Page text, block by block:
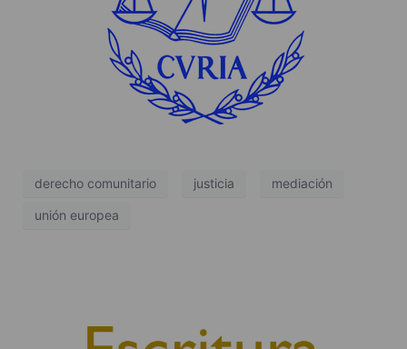
derecho comunitario justicia mediación
unión europea